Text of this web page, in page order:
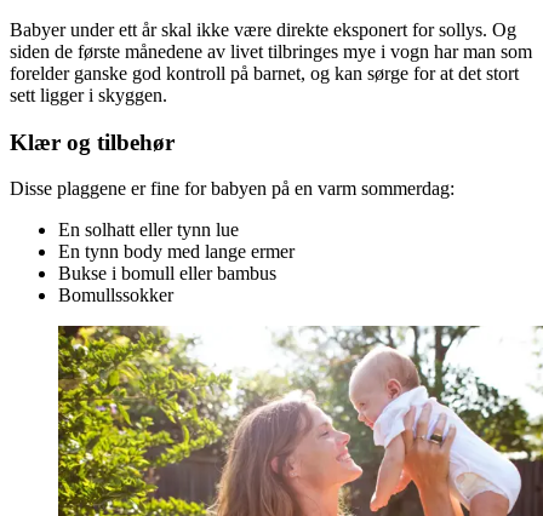
Babyer under ett år skal ikke være direkte eksponert for sollys. Og
siden de første månedene av livet tilbringes mye i vogn har man som
forelder ganske god kontroll på barnet, og kan sørge for at det stort
sett ligger i skyggen.
Klær og tilbehør
Disse plaggene er fine for babyen på en varm sommerdag:
En solhatt eller tynn lue
En tynn body med lange ermer
Bukse i bomull eller bambus
Bomullssokker